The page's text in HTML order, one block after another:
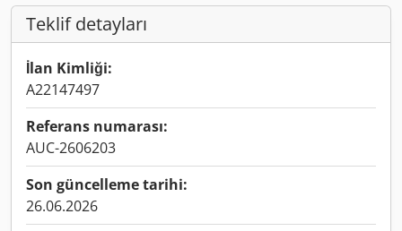
Teklif detayları
İlan Kimliği:
A22147497
Referans numarası:
AUC-2606203
Son güncelleme tarihi:
26.06.2026